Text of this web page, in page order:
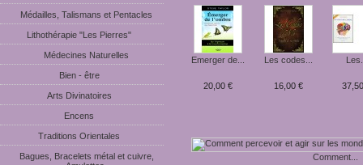
Médailles, Talismans et Pentacles
Lithothérapie "Les Pierres"
Médecines Naturelles
Bien - être
Arts Divinatoires
Encens
Traditions Orientales
Bagues, Bracelets métal et cuivre,
Emerger de...
20,00 €
Les codes...
16,00 €
Comment...